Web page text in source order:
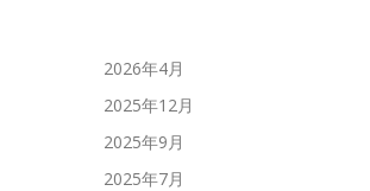
2026年4月
2025年12月
2025年9月
2025年7月